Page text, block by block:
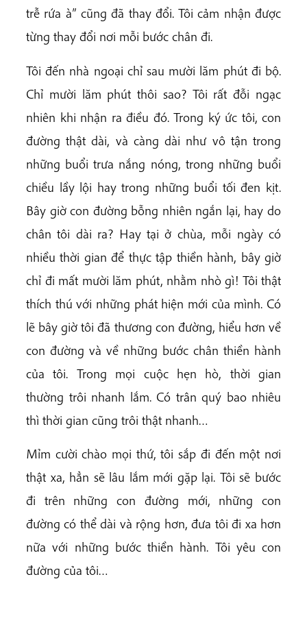
trễ rứa à” cũng đã thay đổi. Tôi cảm nhận được
từng thay đổi nơi mỗi bước chân đi.
Tôi đến nhà ngoại chỉ sau mười lăm phút đi bộ.
Chỉ mười lăm phút thôi sao? Tôi rất đỗi ngạc
nhiên khi nhận ra điều đó. Trong ký ức tôi, con
đường thật dài, và càng dài như vô tận trong
những buổi trưa nắng nóng, trong những buổi
chiều lầy lội hay trong những buổi tối đen kịt.
Bây giờ con đường bỗng nhiên ngắn lại, hay do
chân tôi dài ra? Hay tại ở chùa, mỗi ngày có
nhiều thời gian để thực tập thiền hành, bây giờ
chỉ đi mất mười lăm phút, nhằm nhò gì! Tôi thật
thích thú với những phát hiện mới của mình. Có
lẽ bây giờ tôi đã thương con đường, hiểu hơn về
con đường và về những bước chân thiền hành
của tôi. Trong mọi cuộc hẹn hò, thời gian
thường trôi nhanh lắm. Có trân quý bao nhiêu
thì thời gian cũng trôi thật nhanh…
Mỉm cười chào mọi thứ, tôi sắp đi đến một nơi
thật xa, hẳn sẽ lâu lắm mới gặp lại. Tôi sẽ bước
đi trên những con đường mới, những con
đường có thể dài và rộng hơn, đưa tôi đi xa hơn
nữa với những bước thiền hành. Tôi yêu con
đường của tôi…